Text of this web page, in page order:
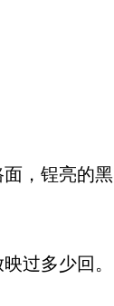
，锃亮的黑
过多少回。